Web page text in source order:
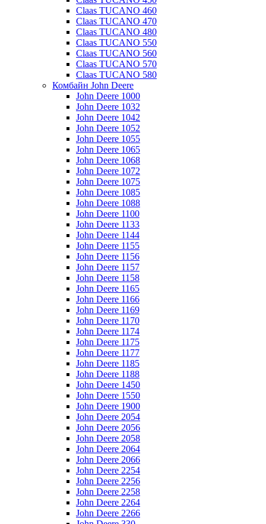
Claas TUCANO 460
Claas TUCANO 470
Claas TUCANO 480
Claas TUCANO 550
Claas TUCANO 560
Claas TUCANO 570
Claas TUCANO 580
Комбайн John Deere
John Deere 1000
John Deere 1032
John Deere 1042
John Deere 1052
John Deere 1055
John Deere 1065
John Deere 1068
John Deere 1072
John Deere 1075
John Deere 1085
John Deere 1088
John Deere 1100
John Deere 1133
John Deere 1144
John Deere 1155
John Deere 1156
John Deere 1157
John Deere 1158
John Deere 1165
John Deere 1166
John Deere 1169
John Deere 1170
John Deere 1174
John Deere 1175
John Deere 1177
John Deere 1185
John Deere 1188
John Deere 1450
John Deere 1550
John Deere 1900
John Deere 2054
John Deere 2056
John Deere 2058
John Deere 2064
John Deere 2066
John Deere 2254
John Deere 2256
John Deere 2258
John Deere 2264
John Deere 2266